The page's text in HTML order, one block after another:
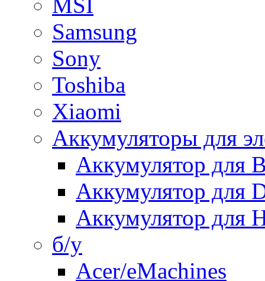
Samsung
Sony
Toshiba
Xiaomi
Аккумуляторы для
Аккумулятор для
Аккумулятор для
Аккумулятор для
б/у
Acer/eMachines